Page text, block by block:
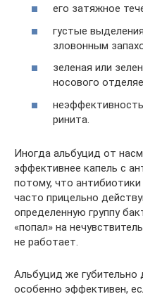
его затяжное
густые
зловонным
зеленая или
носового
ринита.
Иногда альбуцид от
эффективнее капель с
потому, что
часто прицельно
определенную группу
«попал» на
не работает.
Альбуцид же губительно
особенно эффективен,